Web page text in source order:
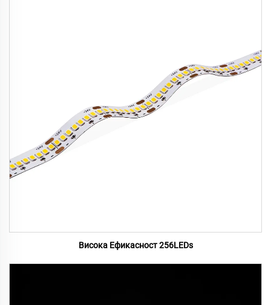
Висока Ефикасност 256LEDs